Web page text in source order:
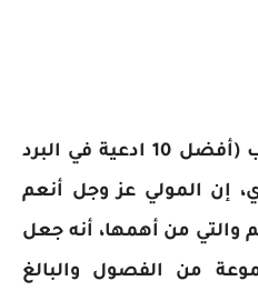
دعاء الشتاء والبرد مكتوب (أفضل 10 ادعية في البرد
إن المولي عز وجل أنعم
والتي من أهمها، أنه جعل
من الفصول والبالغ